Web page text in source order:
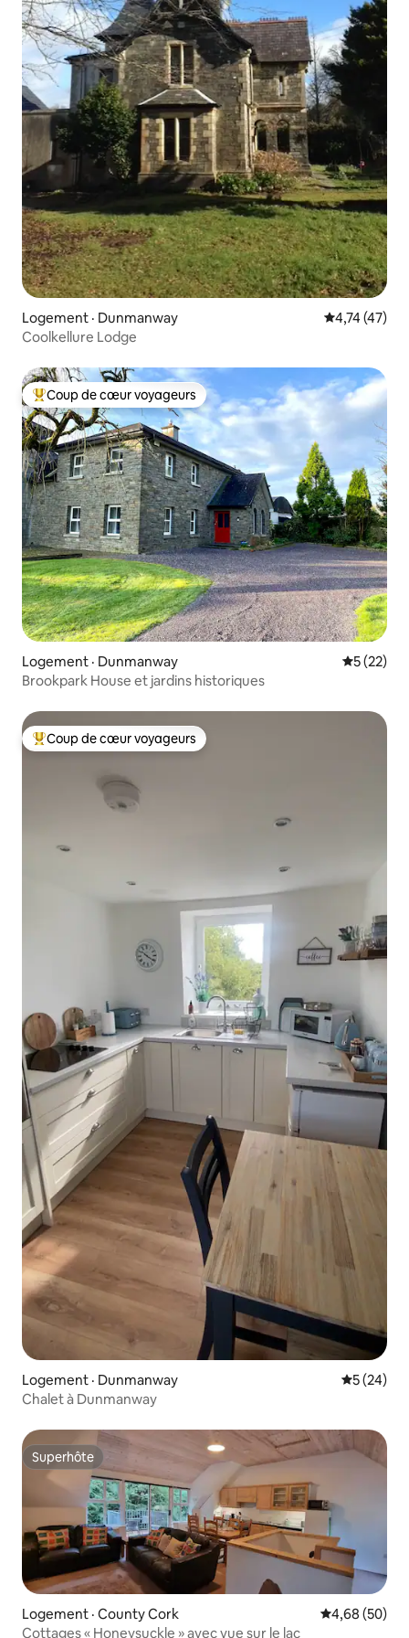
Logement · Dunmanway Note
4,74 (47)
Coolkellure Lodge
Coup de cœur voyageurs parmi les plus aimés
Coup de cœur voyageurs
Logement · Dunmanway Note
5 (22)
Brookpark House et jardins historiques
Coup de cœur voyageurs parmi les plus aimés
Coup de cœur voyageurs
Logement · Dunmanway Note
5 (24)
Chalet à Dunmanway
Superhôte
Superhôte
Logement · County Cork Note
4,68 (50)
Cottages « Honeysuckle » avec vue sur le lac